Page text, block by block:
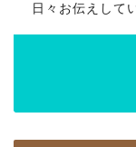
日々お伝えして